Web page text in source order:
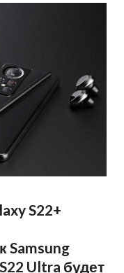
S22+
Samsung
Ultra будет